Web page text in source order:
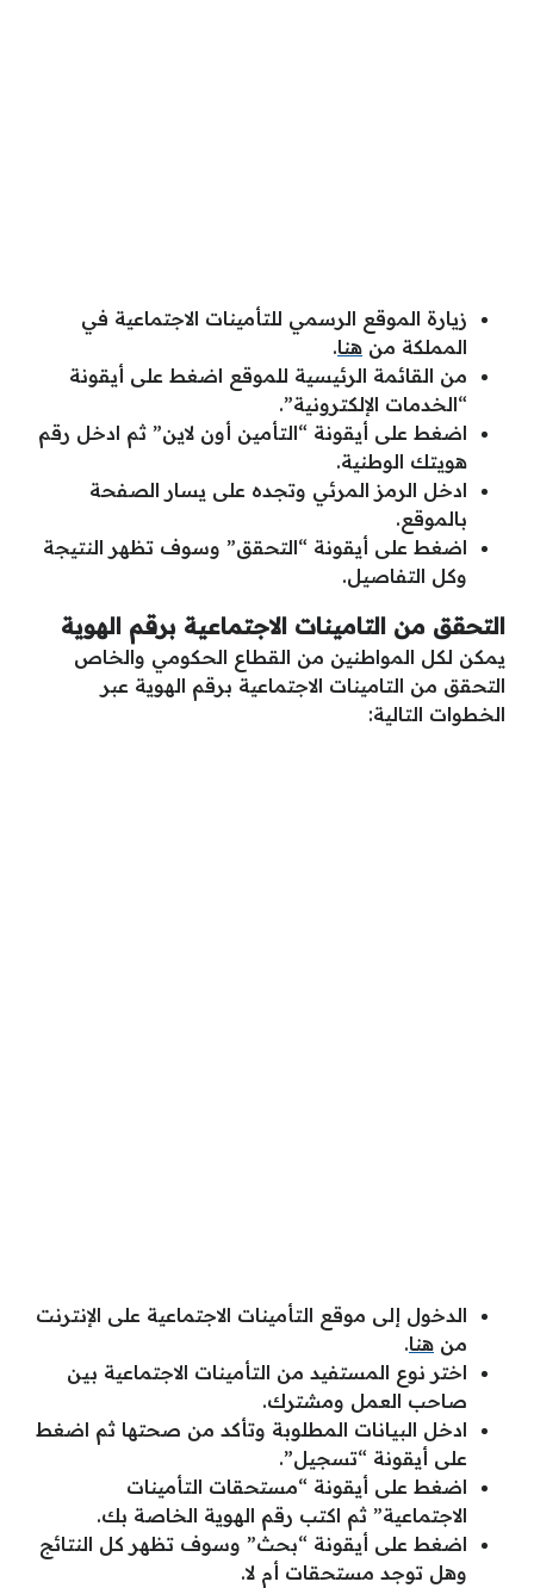
زيارة الموقع الرسمي للتأمينات الاجتماعية في
المملكة من هنا.
من القائمة الرئيسية للموقع اضغط على أيقونة
“الخدمات الإلكترونية”.
اضغط على أيقونة “التأمين أون لاين” ثم ادخل رقم
هويتك الوطنية.
ادخل الرمز المرئي وتجده على يسار الصفحة
بالموقع.
اضغط على أيقونة “التحقق” وسوف تظهر النتيجة
وكل التفاصيل.
التحقق من التامينات الاجتماعية برقم الهوية
يمكن لكل المواطنين من القطاع الحكومي والخاص
التحقق من التامينات الاجتماعية برقم الهوية عبر
الخطوات التالية:
الدخول إلى موقع التأمينات الاجتماعية على الإنترنت
من هنا.
اختر نوع المستفيد من التأمينات الاجتماعية بين
صاحب العمل ومشترك.
ادخل البيانات المطلوبة وتأكد من صحتها ثم اضغط
على أيقونة “تسجيل”.
اضغط على أيقونة “مستحقات التأمينات
الاجتماعية” ثم اكتب رقم الهوية الخاصة بك.
اضغط على أيقونة “بحث” وسوف تظهر كل النتائج
وهل توجد مستحقات أم لا.